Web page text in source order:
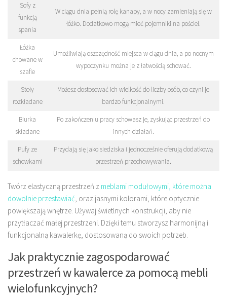
Sofy z
funkcją
spania
W ciągu dnia pełnią rolę kanapy, a w nocy zamieniają się w
łóżko. Dodatkowo mogą mieć pojemniki na pościel.
Łóżka
chowane w
szafie
Umożliwiają oszczędność miejsca w ciągu dnia, a po nocnym
wypoczynku można je z łatwością schować.
Stoły
rozkładane
Możesz dostosować ich wielkość do liczby osób, co czyni je
bardzo funkcjonalnymi.
Biurka
składane
Po zakończeniu pracy schowasz je, zyskując przestrzeń do
innych działań.
Pufy ze
schowkami
Przydają się jako siedziska i jednocześnie oferują dodatkową
przestrzeń przechowywania.
Twórz elastyczną przestrzeń z meblami modułowymi, które można
dowolnie przestawiać, oraz jasnymi kolorami, które optycznie
powiększają wnętrze. Używaj świetlnych konstrukcji, aby nie
przytłaczać małej przestrzeni. Dzięki temu stworzysz harmonijną i
funkcjonalną kawalerkę, dostosowaną do swoich potrzeb.
Jak praktycznie zagospodarować
przestrzeń w kawalerce za pomocą mebli
wielofunkcyjnych?